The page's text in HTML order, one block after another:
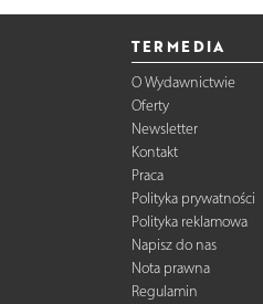
TERMEDIA
O Wydawnictwie
Oferty
Newsletter
Kontakt
Praca
Polityka prywatności
Polityka reklamowa
Napisz do nas
Nota prawna
Regulamin